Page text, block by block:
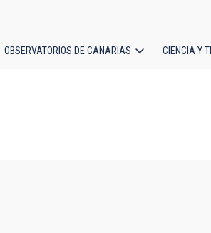
OBSERVATORIOS DE CANARIAS CIENCIA Y